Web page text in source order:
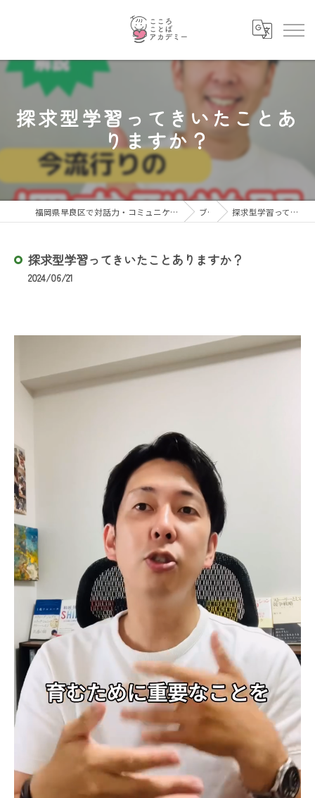
探求型学習ってきいたことあ
りますか？
福岡県早良区で対話力・コミュニケーション力を育むならこころことばアカデミー ブログ 探求型学習ってきいたことありますか？
探求型学習ってきいたことありますか？
2024/06/21